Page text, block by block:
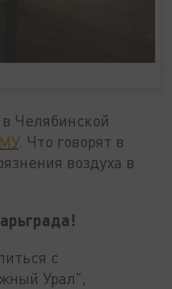
Челябинской
. Что говорят в
воздуха в
с
Урал",